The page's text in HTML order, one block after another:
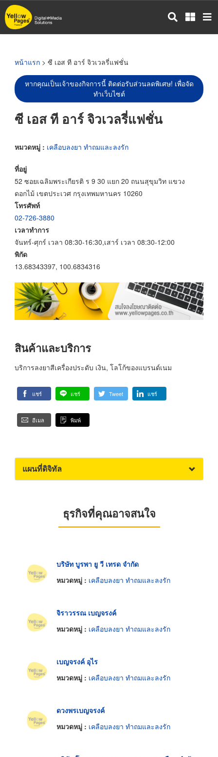
ข้าม
ไป
หน้าแรก > ซี เอส ที อาร์ จิวเวลรี่แฟชั่น
หากคุณเป็นเจ้าของกิจการนี้ ติดต่อรับส่วนลดพิเศษ! เพื่อจัด
ทำเว็บไซต์
ซี เอส ที อาร์ จิวเวลรี่แฟชั่น
หมวดหมู่ : เคลือบลงยา ทำถมและลงรัก
ที่อยู่
52 ซอยเฉลิมพระเกียรติ ร 9 30 แยก 20 ถนนสุขุมวิท แขวง
ดอกไม้ เขตประเวศ กรุงเทพมหานคร 10260
โทรศัพท์
02-726-3880
เวลาทำการ
จันทร์-ศุกร์ เวลา 08:30-16:30,เสาร์ เวลา 08:30-12:00
พิกัด
13.68343397, 100.6834316
สินค้าและบริการ
บริการลงยาสีเครื่องประดับ เงิน, โลโก้ของแบรนด์เนม
แชร์ แชร์ Tweet แชร์
อีเมล พิมพ์
แผนที่ดิจิทัล
ธุรกิจที่คุณอาจสนใจ
บริษัท บูรพา ยู วี เทรด จำกัด
หมวดหมู่ : เคลือบลงยา ทำถมและลงรัก
จิราวรรณ เบญจรงค์
หมวดหมู่ : เคลือบลงยา ทำถมและลงรัก
เบญจรงค์ อุไร
หมวดหมู่ : เคลือบลงยา ทำถมและลงรัก
ดวงพรเบญจรงค์
หมวดหมู่ : เคลือบลงยา ทำถมและลงรัก